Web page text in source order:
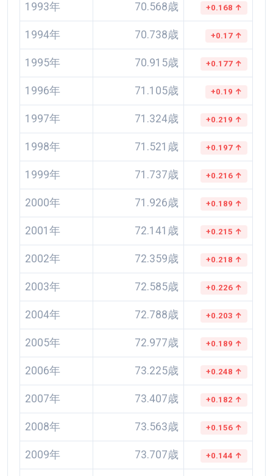
1993年 70.568歳 +0.168 ↑
1994年 70.738歳 +0.17 ↑
1995年 70.915歳 +0.177 ↑
1996年 71.105歳 +0.19 ↑
1997年 71.324歳 +0.219 ↑
1998年 71.521歳 +0.197 ↑
1999年 71.737歳 +0.216 ↑
2000年 71.926歳 +0.189 ↑
2001年 72.141歳 +0.215 ↑
2002年 72.359歳 +0.218 ↑
2003年 72.585歳 +0.226 ↑
2004年 72.788歳 +0.203 ↑
2005年 72.977歳 +0.189 ↑
2006年 73.225歳 +0.248 ↑
2007年 73.407歳 +0.182 ↑
2008年 73.563歳 +0.156 ↑
2009年 73.707歳 +0.144 ↑